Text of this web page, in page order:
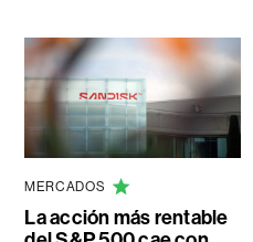
MERCADOS
La acción más rentable